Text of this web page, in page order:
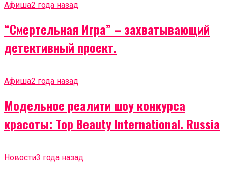
Афиша2 года назад
“Смертельная Игра” – захватывающий
детективный проект.
Афиша2 года назад
Модельное реалити шоу конкурса
красоты: Top Beauty International. Russia
Новости3 года назад